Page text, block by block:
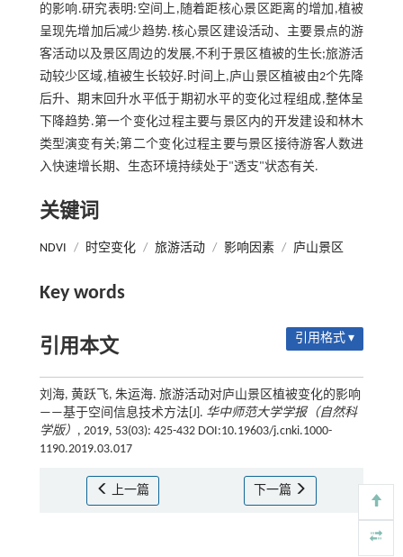
的影响.研究表明:空间上,随着距核心景区距离的增加,植被
呈现先增加后减少趋势.核心景区建设活动、主要景点的游
客活动以及景区周边的发展,不利于景区植被的生长;旅游活
动较少区域,植被生长较好.时间上,庐山景区植被由2个先降
后升、期末回升水平低于期初水平的变化过程组成,整体呈
下降趋势.第一个变化过程主要与景区内的开发建设和林木
类型演变有关;第二个变化过程主要与景区接待游客人数进
入快速增长期、生态环境持续处于"透支"状态有关.
关键词
NDVI / 时空变化 / 旅游活动 / 影响因素 / 庐山景区
Key words
引用本文 引用格式 ▾
刘海, 黄跃飞, 朱运海. 旅游活动对庐山景区植被变化的影响
——基于空间信息技术方法[J]. 华中师范大学学报（自然科
学版） , 2019, 53(03): 425-432 DOI:10.19603/j.cnki.1000-
1190.2019.03.017
上一篇 下一篇